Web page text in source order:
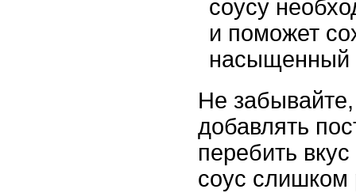
соусу
и поможет
насыщенный
Не
добавлять
перебить
соус слишком